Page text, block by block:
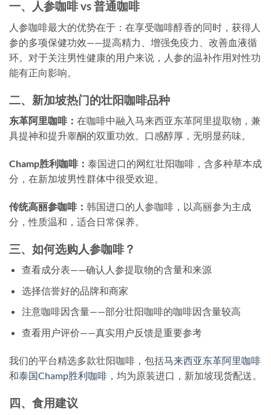
一、人参咖啡 vs 普通咖啡
人参咖啡最大的优势在于：在享受咖啡醇香的同时，获得人
参的多项保健功效——提高精力、增强免疫力、改善血液循
环。对于关注男性健康的用户来说，人参的温补作用对性功
能有正向影响。
二、新加坡热门的壮阳咖啡品种
东革阿里咖啡： 在咖啡中融入马来西亚东革阿里提取物，兼
具提神和提升睾酮的双重功效。口感醇厚，无明显药味。
Champ胜利咖啡： 泰国进口的网红壮阳咖啡，含多种草本成
分，在新加坡男性群体中很受欢迎。
传统高丽参咖啡： 韩国进口的人参咖啡，以高丽参为主成
分，性质温和，适合日常保养。
三、如何选购人参咖啡？
查看成分表——确认人参提取物的含量和来源
选择信誉好的品牌和商家
注意咖啡因含量——部分壮阳咖啡的咖啡因含量较高
查看用户评价——真实用户反馈是重要参考
我们的平台精选多款壮阳咖啡，包括马来西亚东革阿里咖啡
和泰国Champ胜利咖啡 ，均为原装进口，新加坡现货配送。
四、食用建议